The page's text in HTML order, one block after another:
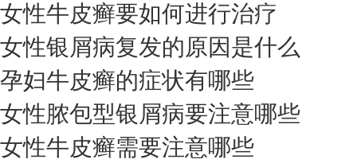
我要咨询我要预约
擅长： 杨成平 互联网门诊主任【医生简介】 毕业于长江...[详情]
女性牛皮癣要如何进行治疗
女性银屑病复发的原因是什么
孕妇牛皮癣的症状有哪些
女性脓包型银屑病要注意哪些
女性牛皮癣需要注意哪些